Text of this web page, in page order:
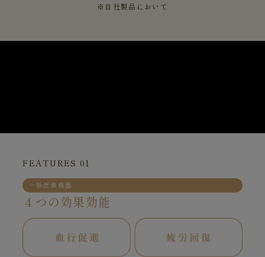
※自社製品において
FEATURES 01
一般医療機器
４つの効果効能